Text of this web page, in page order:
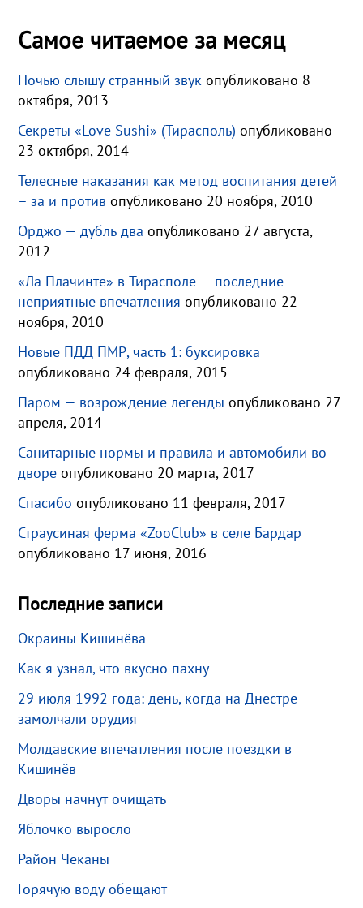
Самое читаемое за месяц
Ночью слышу странный звук опубликовано 8
октября, 2013
Секреты «Love Sushi» (Тирасполь) опубликовано
23 октября, 2014
Телесные наказания как метод воспитания детей
– за и против опубликовано 20 ноября, 2010
Орджо — дубль два опубликовано 27 августа,
2012
«Ла Плачинте» в Тирасполе — последние
неприятные впечатления опубликовано 22
ноября, 2010
Новые ПДД ПМР, часть 1: буксировка
опубликовано 24 февраля, 2015
Паром — возрождение легенды опубликовано 27
апреля, 2014
Санитарные нормы и правила и автомобили во
дворе опубликовано 20 марта, 2017
Спасибо опубликовано 11 февраля, 2017
Страусиная ферма «ZooClub» в селе Бардар
опубликовано 17 июня, 2016
Последние записи
Окраины Кишинёва
Как я узнал, что вкусно пахну
29 июля 1992 года: день, когда на Днестре
замолчали орудия
Молдавские впечатления после поездки в
Кишинёв
Дворы начнут очищать
Яблочко выросло
Район Чеканы
Горячую воду обещают